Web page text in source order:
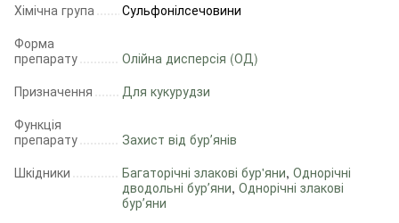
Хімічна група
Сульфонілсечовини
Форма
препарату
Олійна дисперсія (ОД)
Призначення
Для кукурудзи
Функція
препарату
Захист від бурʼянів
Шкідники
Багаторічні злакові бур'яни, Однорічні
дводольні бурʼяни, Однорічні злакові
бурʼяни